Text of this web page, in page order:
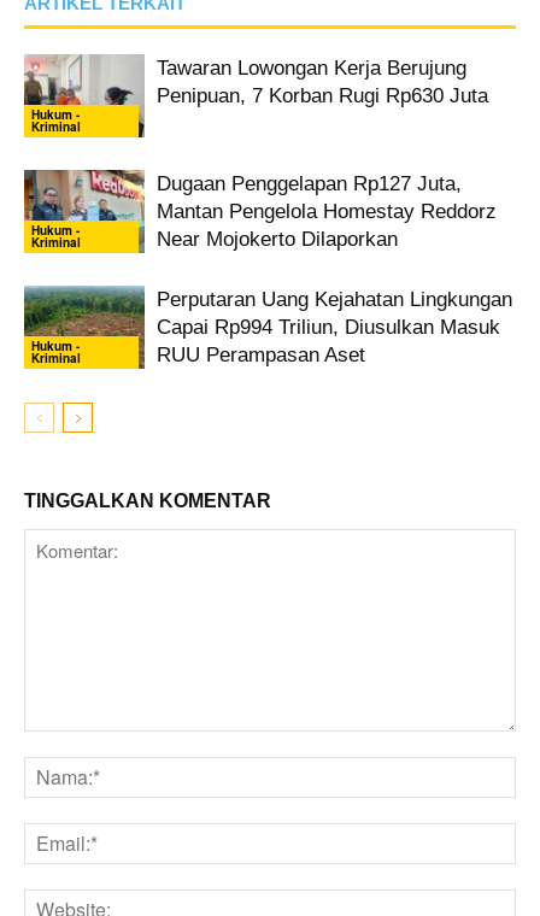
Hukum -
Kriminal
Tawaran Lowongan Kerja Berujung
Penipuan, 7 Korban Rugi Rp630 Juta
Hukum -
Kriminal
Dugaan Penggelapan Rp127 Juta,
Mantan Pengelola Homestay Reddorz
Near Mojokerto Dilaporkan
Hukum -
Kriminal
Perputaran Uang Kejahatan Lingkungan
Capai Rp994 Triliun, Diusulkan Masuk
RUU Perampasan Aset
TINGGALKAN KOMENTAR